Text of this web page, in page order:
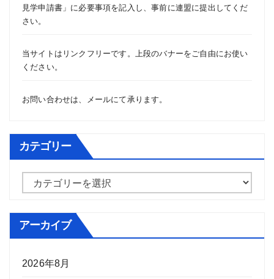
見学申請書 」に必要事項を記入し、事前に連盟に提出してくだ
さい。
当サイトはリンクフリーです。上段のバナーをご自由にお使い
ください。
お問い合わせは、 メールにて承ります。
カテゴリー
アーカイブ
2026年8月